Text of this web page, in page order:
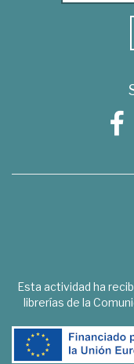
Esta actividad ha
librerías de la